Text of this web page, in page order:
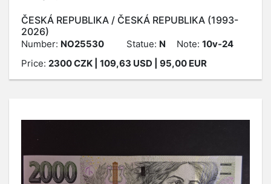
ČESKÁ REPUBLIKA / ČESKÁ REPUBLIKA (1993-
2026)
Number: NO25530 Statue: N Note: 10v-24
Price: 2300CZK | 109,63 USD | 95,00 EUR